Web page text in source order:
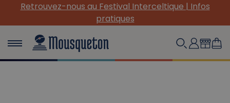
Retrouvez-nous au Festival Interceltique | Infos
pratiques